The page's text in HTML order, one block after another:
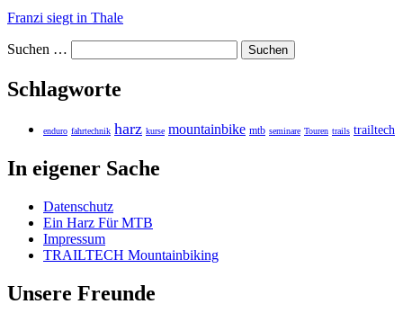
Franzi siegt in Thale
Suchen …
Schlagworte
enduro fahrtechnik harz kurse mountainbike mtb seminare Touren trails trailtech
In eigener Sache
Datenschutz
Ein Harz Für MTB
Impressum
TRAILTECH Mountainbiking
Unsere Freunde